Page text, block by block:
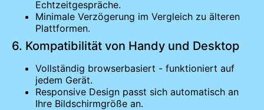
Echtzeitgespräche.
Minimale Verzögerung im Vergleich zu älteren
Plattformen.
6. Kompatibilität von Handy und Desktop
Vollständig browserbasiert - funktioniert auf
jedem Gerät.
Responsive Design passt sich automatisch an
Ihre Bildschirmgröße an.